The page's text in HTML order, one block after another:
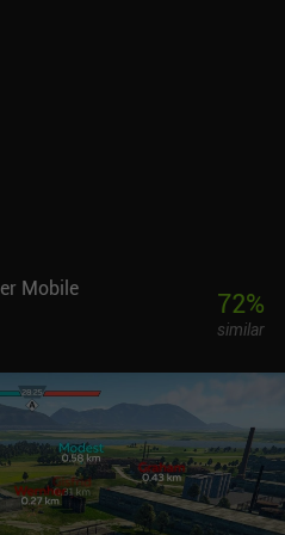
y cajas de botín con cartas de
una ventaja de pago para
se puede disfrutar fácilmente
Mobile 72%
similar